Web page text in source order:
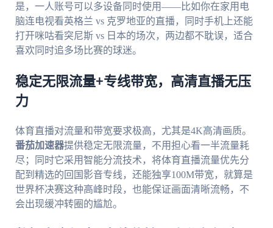
是，一人账号可以多设备同时使用——比如你在家用电
脑连电视看英格兰 vs 克罗地亚的直播，同时手机上还能
打开咪咕看突尼斯 vs 日本的场次，两边都不耽误，适合
喜欢同时追多场比赛的球迷。
稳定无限流量+专线带宽，高清直播无压
力
体育直播对流量和带宽要求极高，尤其是4K高清画质。
番茄加速器提供稳定无限流量，不用担心看一半流量耗
尽；同时它采用智能分流技术，将体育直播流量优先分
配到精选的回国影音专线，还能独享100M带宽，就算是
世界杯决赛这种高峰时段，也能保证画面清晰流畅，不
会出现缓冲转圈的尴尬。